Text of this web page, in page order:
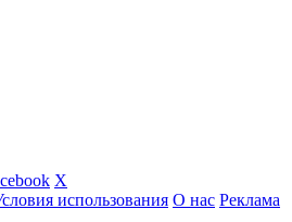
X
использования О нас Реклама